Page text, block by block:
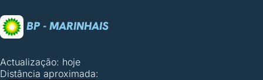
BP - MARINHAIS
Actualização: hoje
Distância aproximada: